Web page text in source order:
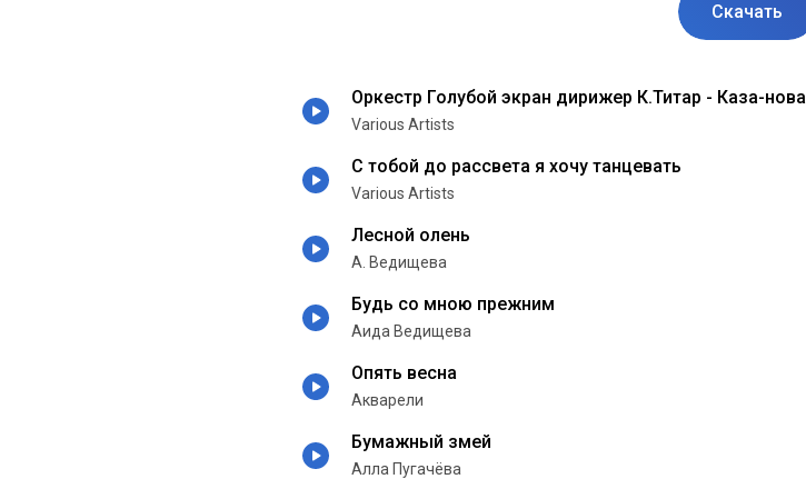
Скачать
Оркестр Голубой экран дирижер К.Титар - Каза-нова
Various Artists
С тобой до рассвета я хочу танцевать
Various Artists
Лесной олень
А. Ведищева
Будь со мною прежним
Аида Ведищева
Опять весна
Акварели
Бумажный змей
Алла Пугачёва